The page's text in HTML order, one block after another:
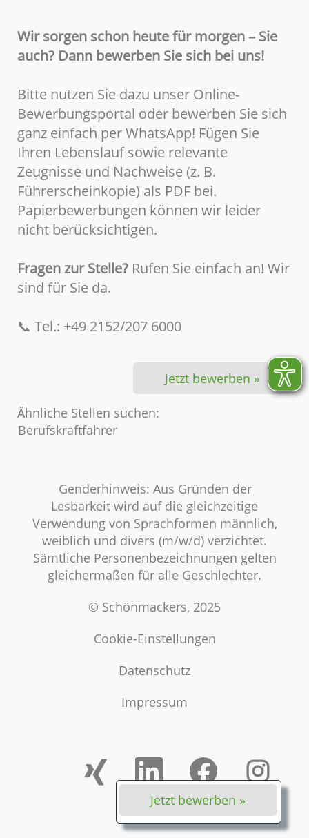
Jetzt bewerben »
Wir sorgen schon heute für morgen – Sie
auch? Dann bewerben Sie sich bei uns!
Bitte nutzen Sie dazu unser Online-
Bewerbungsportal oder bewerben Sie sich
ganz einfach per WhatsApp! Fügen Sie
Ihren Lebenslauf sowie relevante
Zeugnisse und Nachweise (z. B.
Führerscheinkopie) als PDF bei.
Papierbewerbungen können wir leider
nicht berücksichtigen.
Fragen zur Stelle? Rufen Sie einfach an! Wir
sind für Sie da.
📞 Tel.: +49 2152/207 6000
Jetzt bewerben »
Ähnliche Stellen suchen:
Berufskraftfahrer
Genderhinweis: Aus Gründen der
Lesbarkeit wird auf die gleichzeitige
Verwendung von Sprachformen männlich,
weiblich und divers (m/w/d) verzichtet.
Sämtliche Personenbezeichnungen gelten
gleichermaßen für alle Geschlechter.
© Schönmackers, 2025
Cookie-Einstellungen
Datenschutz
Impressum
W W
r
u
f
W
r
d
a
u
f
W
r
d
a
u
f